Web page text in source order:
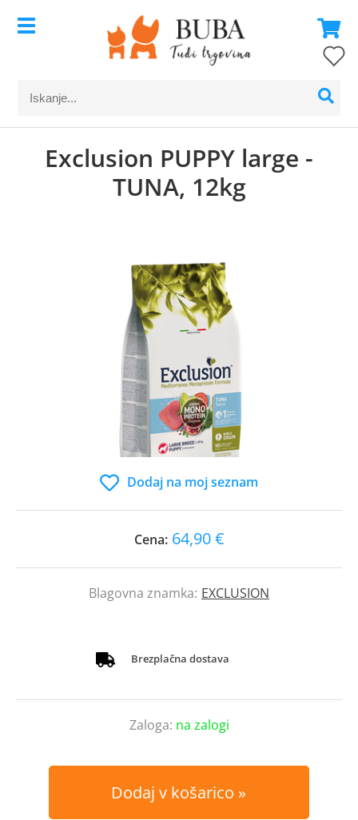
Exclusion PUPPY large -
TUNA, 12kg
Dodaj na moj seznam
Cena: 64,90 €
Blagovna znamka: EXCLUSION
Brezplačna dostava
Zaloga: na zalogi
Dodaj v košarico